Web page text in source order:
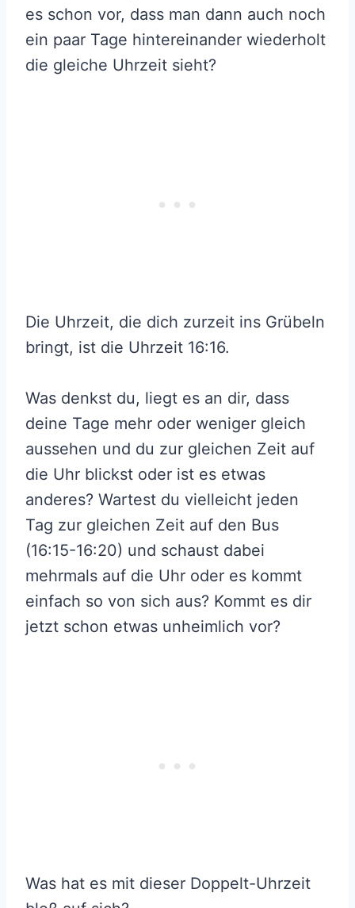
es schon vor, dass man dann auch noch
ein paar Tage hintereinander wiederholt
die gleiche Uhrzeit sieht?
Die Uhrzeit, die dich zurzeit ins Grübeln
bringt, ist die Uhrzeit 16:16.
Was denkst du, liegt es an dir, dass
deine Tage mehr oder weniger gleich
aussehen und du zur gleichen Zeit auf
die Uhr blickst oder ist es etwas
anderes? Wartest du vielleicht jeden
Tag zur gleichen Zeit auf den Bus
(16:15-16:20) und schaust dabei
mehrmals auf die Uhr oder es kommt
einfach so von sich aus? Kommt es dir
jetzt schon etwas unheimlich vor?
Was hat es mit dieser Doppelt-Uhrzeit